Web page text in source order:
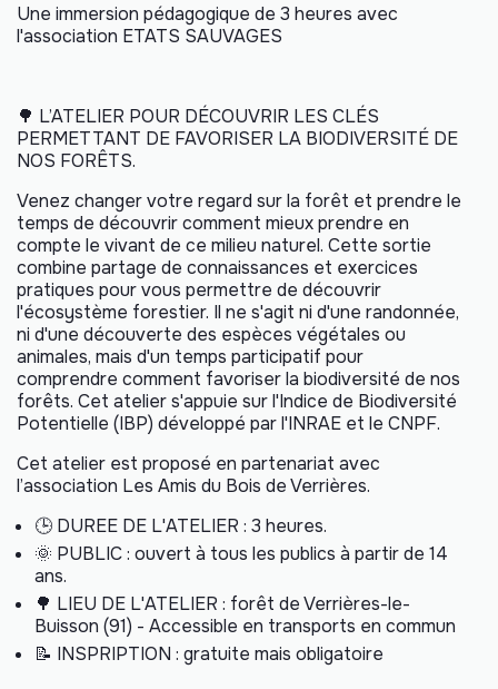
Une immersion pédagogique de 3 heures avec
l'association ETATS SAUVAGES
🌳 L’ATELIER POUR DÉCOUVRIR LES CLÉS
PERMETTANT DE FAVORISER LA BIODIVERSITÉ DE
NOS FORÊTS.
Venez changer votre regard sur la forêt et prendre le
temps de découvrir comment mieux prendre en
compte le vivant de ce milieu naturel. Cette sortie
combine partage de connaissances et exercices
pratiques pour vous permettre de découvrir
l'écosystème forestier. Il ne s'agit ni d'une randonnée,
ni d'une découverte des espèces végétales ou
animales, mais d'un temps participatif pour
comprendre comment favoriser la biodiversité de nos
forêts. Cet atelier s'appuie sur l'Indice de Biodiversité
Potentielle (IBP) développé par l'INRAE et le CNPF.
Cet atelier est proposé en partenariat avec
l’association Les Amis du Bois de Verrières.
🕒 DUREE DE L'ATELIER : 3 heures.
🌞 PUBLIC : ouvert à tous les publics à partir de 14
ans.
🌳 LIEU DE L'ATELIER : forêt de Verrières-le-
Buisson (91) - Accessible en transports en commun
📝 INSPRIPTION : gratuite mais obligatoire